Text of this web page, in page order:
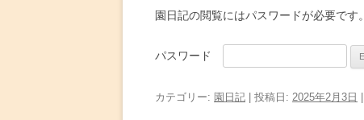
園日記の閲覧にはパスワードが必要です。
パスワード
カテゴリー: 園日記 | 投稿日: 2025年2月3日